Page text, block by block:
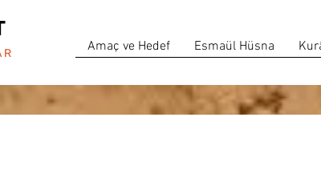
Amaç ve Hedef Esmaül Hüsna